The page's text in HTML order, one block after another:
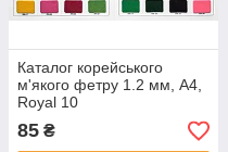
Каталог корейського
м'якого фетру 1.2 мм, A4,
Royal 10
85 ₴